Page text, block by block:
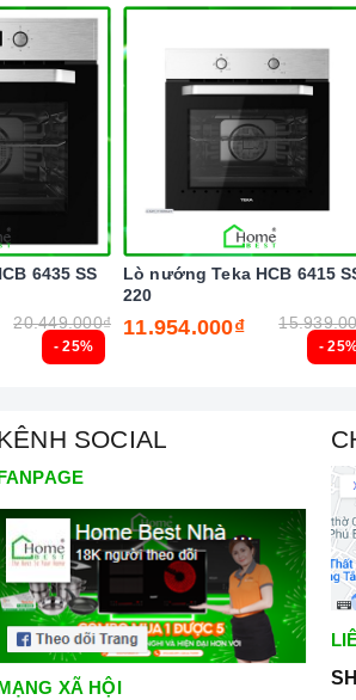
- 25%
6435 SS
20.449.000₫
-
Lò nướng Teka HCB 6415
220
11.954.000₫
SOCIAL
MẠNG XÃ HỘI